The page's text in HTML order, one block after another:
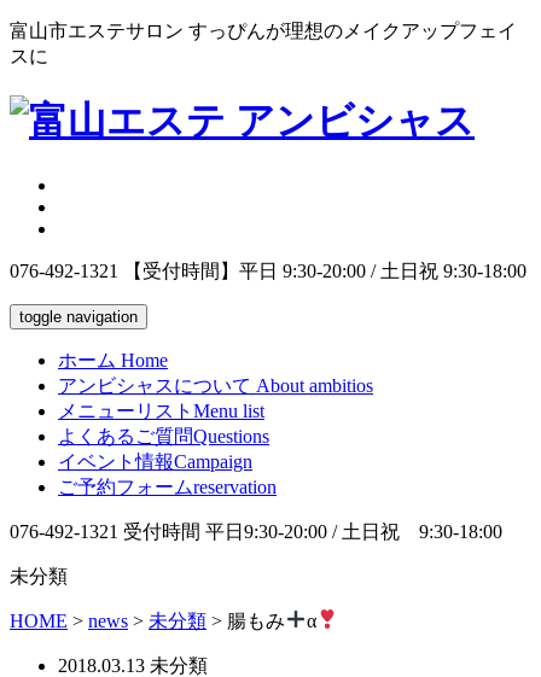
富山市エステサロン すっぴんが理想のメイクアップフェイ
スに
076-492-1321 【受付時間】平日 9:30-20:00 / 土日祝 9:30-18:00
toggle navigation
ホーム Home
アンビシャスについて About ambitios
メニューリスト Menu list
よくあるご質問Questions
イベント情報Campaign
ご予約フォームreservation
076-492-1321 受付時間 平日9:30-20:00 / 土日祝 9:30-18:00
未分類
HOME > news > 未分類 > 腸もみ α
2018.03.13 未分類